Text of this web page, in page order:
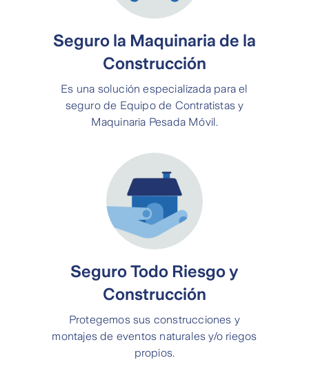
Seguro la Maquinaria de la
Construcción
Es una solución especializada para el
seguro de Equipo de Contratistas y
Maquinaria Pesada Móvil.
Seguro Todo Riesgo y
Construcción
Protegemos sus construcciones y
montajes de eventos naturales y/o riegos
propios.